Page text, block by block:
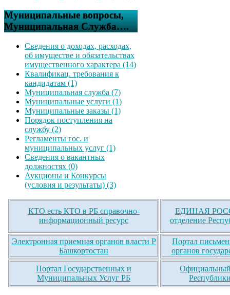
Муниципальные вопросы,
Муниципальная Служба….
Сведения о доходах, расходах,
об имуществе и обязательствах
имущественного характера (14)
Квалификац. требования к
кандидатам (1)
Муниципальная служба (7)
Муниципальные услуги (1)
Муниципальные заказы (1)
Порядок поступления на
службу (2)
Регламенты гос. и
муниципальных услуг (1)
Сведения о вакантных
должностях (0)
Аукционы и Конкурсы
(условия и результаты) (3)
КТО есть КТО в РБ справочно-
информационный ресурс
ЕДИНАЯ
отделение
Электронная приемная органов власти Р
Башкортостан
Портал
органов
Портал Государственных и
Муниципальных Услуг РБ
Официальный